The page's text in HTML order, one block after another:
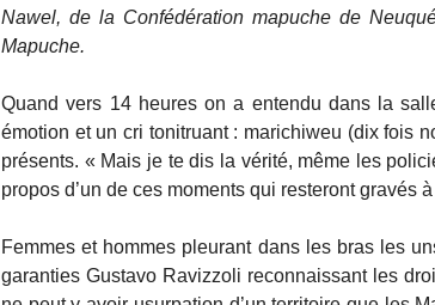
Nawel, de la Confédération mapuche de
Mapuche.
Quand vers 14 heures on a entendu dans la
émotion et un cri tonitruant : marichiweu (dix fois
présents. « Mais je te dis la vérité, même les
propos d’un de ces moments qui resteront gravés
Femmes et hommes pleurant dans les bras les
garanties Gustavo Ravizzoli reconnaissant les